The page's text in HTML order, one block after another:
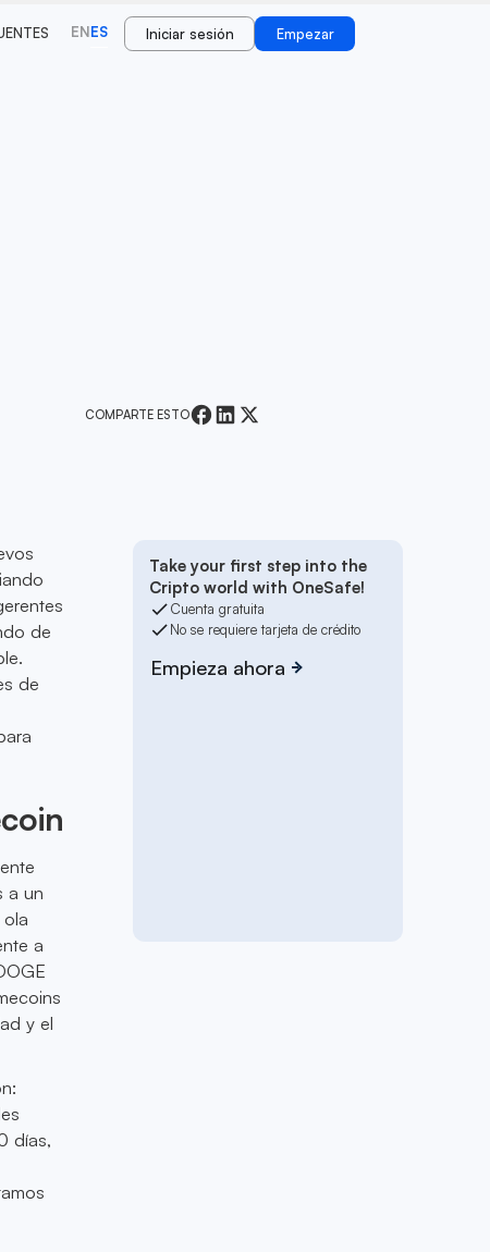
ENES Iniciar sesión Empezar
COMPARTE ESTO
de
de
a un
a
y el
días,
Take your first step into the
Cripto world with OneSafe!
Cuenta gratuita
No se requiere tarjeta de crédito
Empieza ahora